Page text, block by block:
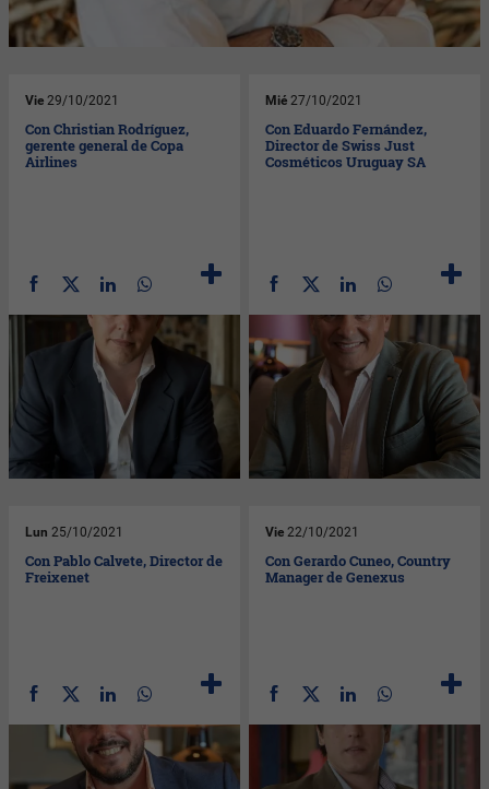
Vie 29/10/2021
Con Christian Rodríguez,
gerente general de Copa
Airlines
Mié 27/10/2021
Con Eduardo Fernández,
Director de Swiss Just
Cosméticos Uruguay SA
Lun 25/10/2021
Con Pablo Calvete, Director de
Freixenet
Vie 22/10/2021
Con Gerardo Cuneo, Country
Manager de Genexus